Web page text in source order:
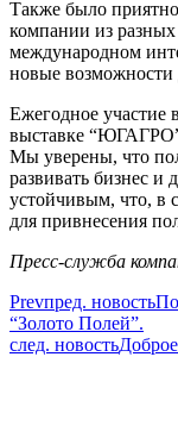
Также было
компании из
международном
новые возможности
Ежегодное участие
выставке
Мы уверены, что
развивать бизнес и
устойчивым, что, в
для привнесения
Пресс-служба
Prevпред. новость
“Золото Полей”.
след. новость